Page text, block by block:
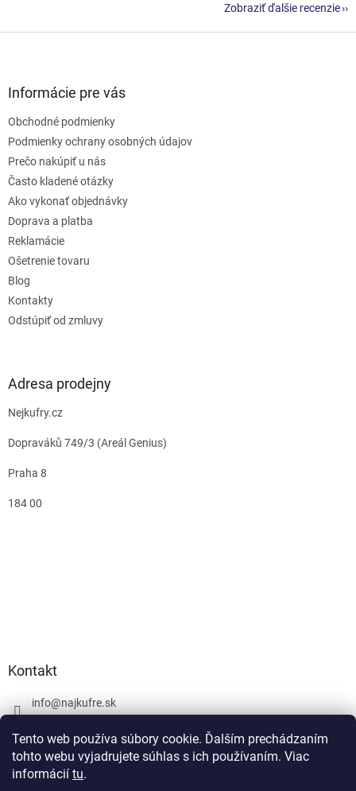
Tento web používa súbory cookie. Ďalším prechádzaním
tohto webu vyjadrujete súhlas s ich používaním. Viac
informácií tu.
Zobraziť ďalšie recenzie
Informácie pre vás
Obchodné podmienky
Podmienky ochrany osobných údajov
Prečo nakúpiť u nás
Často kladené otázky
Ako vykonať objednávky
Doprava a platba
Reklamácie
Ošetrenie tovaru
Blog
Kontakty
Odstúpiť od zmluvy
Adresa prodejny
Nejkufry.cz
Dopraváků 749/3 (Areál Genius)
Praha 8
184 00
Kontakt
info@najkufre.sk
Facebook